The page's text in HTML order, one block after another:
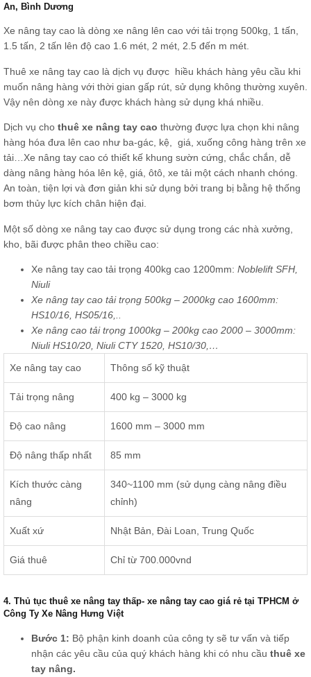
An, Bình Dương
Xe nâng tay cao là dòng xe nâng lên cao với tải trọng 500kg, 1 tấn,
1.5 tấn, 2 tấn lên độ cao 1.6 mét, 2 mét, 2.5 đến m mét.
Thuê xe nâng tay cao là dịch vụ được hiều khách hàng yêu cầu khi
muốn nâng hàng với thời gian gấp rút, sử dụng không thường xuyên.
Vậy nên dòng xe này được khách hàng sử dụng khá nhiều.
Dịch vụ cho thuê xe nâng tay cao thường được lựa chọn khi nâng
hàng hóa đưa lên cao như ba-gác, kệ, giá, xuống công hàng trên xe
tải…Xe nâng tay cao có thiết kế khung sườn cứng, chắc chắn, dễ
dàng nâng hàng hóa lên kệ, giá, ôtô, xe tải một cách nhanh chóng.
An toàn, tiện lợi và đơn giản khi sử dụng bởi trang bị bằng hệ thống
bơm thủy lực kích chân hiện đại.
Một số dòng xe nâng tay cao được sử dụng trong các nhà xưởng,
kho, bãi được phân theo chiều cao:
Xe nâng tay cao tải trọng 400kg cao 1200mm: Noblelift SFH,
Niuli
Xe nâng tay cao tải trọng 500kg – 2000kg cao 1600mm:
HS10/16, HS05/16,..
Xe nâng cao tải trọng 1000kg – 200kg cao 2000 – 3000mm:
Niuli HS10/20, Niuli CTY 1520, HS10/30,…
Xe nâng tay cao
Thông số kỹ thuật
Tải trọng nâng 400 kg – 3000 kg
Độ cao nâng 1600 mm – 3000 mm
Độ nâng thấp nhất 85 mm
Kích thước càng
nâng
340~1100 mm (sử dụng càng nâng điều
chỉnh)
Xuất xứ Nhật Bản, Đài Loan, Trung Quốc
Giá thuê Chỉ từ 700.000vnd
4. Thủ tục thuê xe nâng tay thấp- xe nâng tay cao giá rẻ tại TPHCM ở
Công Ty Xe Nâng Hưng Việt
Bước 1: Bộ phận kinh doanh của công ty sẽ tư vấn và tiếp
nhận các yêu cầu của quý khách hàng khi có nhu cầu thuê xe
tay nâng.